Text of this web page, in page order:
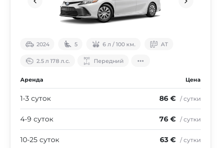
2024 5 6 л / 100 км. АТ
2.5 л 178 л.с. Передний
Аренда Цена
1-3 суток 86 € / сутки
4-9 суток 76 € / сутки
10-25 суток 63 € / сутки